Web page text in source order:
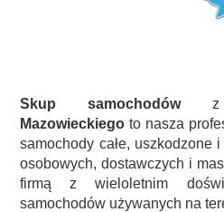
Skup samochodów
Mazowieckiego to nasza
samochody całe, uszkodzone
osobowych, dostawczych i
firmą z wieloletnim
samochodów używanych na